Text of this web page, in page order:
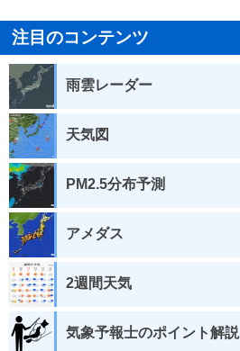
注目のコンテンツ
雨雲レーダー
天気図
PM2.5分布予測
アメダス
2週間天気
気象予報士のポイント解説